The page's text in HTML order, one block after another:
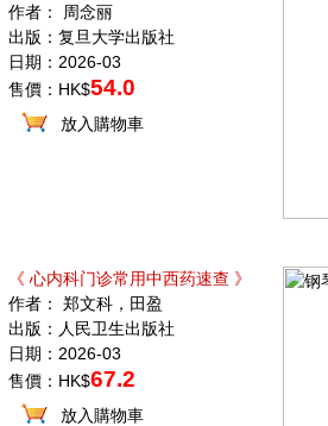
作者： 周念丽
出版：复旦大学出版社
日期：2026-03
售價：HK$54.0
放入購物車
《 心内科门诊常用中西药速查 》
作者： 郑文科，田盈
出版：人民卫生出版社
日期：2026-03
售價：HK$67.2
放入購物車